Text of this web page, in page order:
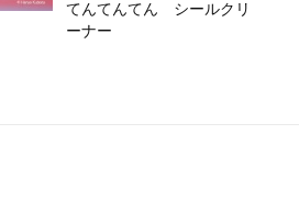
てんてんてん シールクリ
ーナー